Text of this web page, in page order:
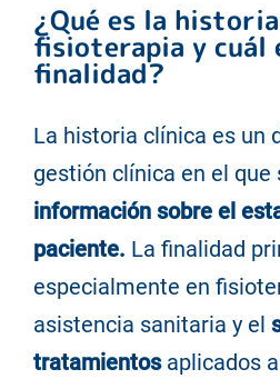
¿Qué es la
fisioterapia y cuál
finalidad?
La historia clínica es un
gestión clínica en el que
información sobre el
paciente. La finalidad
especialmente en
asistencia sanitaria y el
tratamientosaplicados